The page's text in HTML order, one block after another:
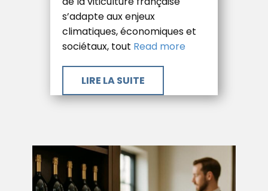
s’adapte aux enjeux
climatiques, économiques et
sociétaux, tout Read more
​LIRE LA SUITE